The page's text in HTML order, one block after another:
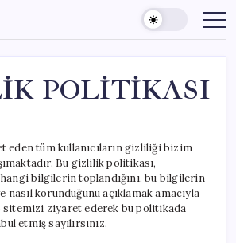
POLİTİKASI
eden tüm kullanıcıların gizliliği bizim
Bu gizlilik politikası,
hangi bilgilerin toplandığını, bu bilgilerin
nasıl korunduğunu açıklamak amacıyla
sitemizi ziyaret ederek bu politikada
etmiş sayılırsınız.